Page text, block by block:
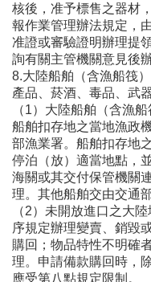
核後，准予標售之器材
報作業管理辦法規定，
准證或審驗證明辦理提
詢有關主管機關意見後辦
8.大陸船舶（含漁船筏
產品、菸酒、毒品、武
（1）大陸船舶（含漁
船舶扣存地之當地漁政
部漁業署。船舶扣存地
停泊（放）適當地點，
海關或其交付保管機關
理。其他船舶交由交通部
（2）未開放進口之大
序規定辦理變賣、銷毀
購回；物品特性不明確
理。申請備款購回時，
應受第八點規定限制。